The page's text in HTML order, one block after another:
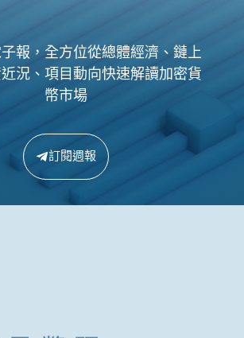
報，全方位從總體經濟、鏈上
況、項目動向快速解讀加密貨
幣市場
訂閱週報